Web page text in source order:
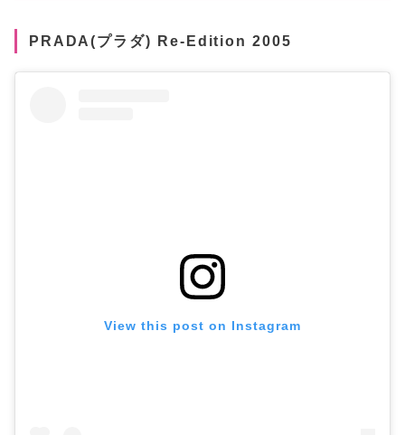
PRADA(プラダ) Re-Edition 2005
View this post on Instagram